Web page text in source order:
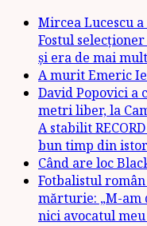
Mircea Lucescu
Fostul
și era de mai
A murit Emeric
David Popovici a
metri liber, la
A stabilit
bun timp din
Când are loc
Fotbalistul
mărturie: „M-am
nici avocatul